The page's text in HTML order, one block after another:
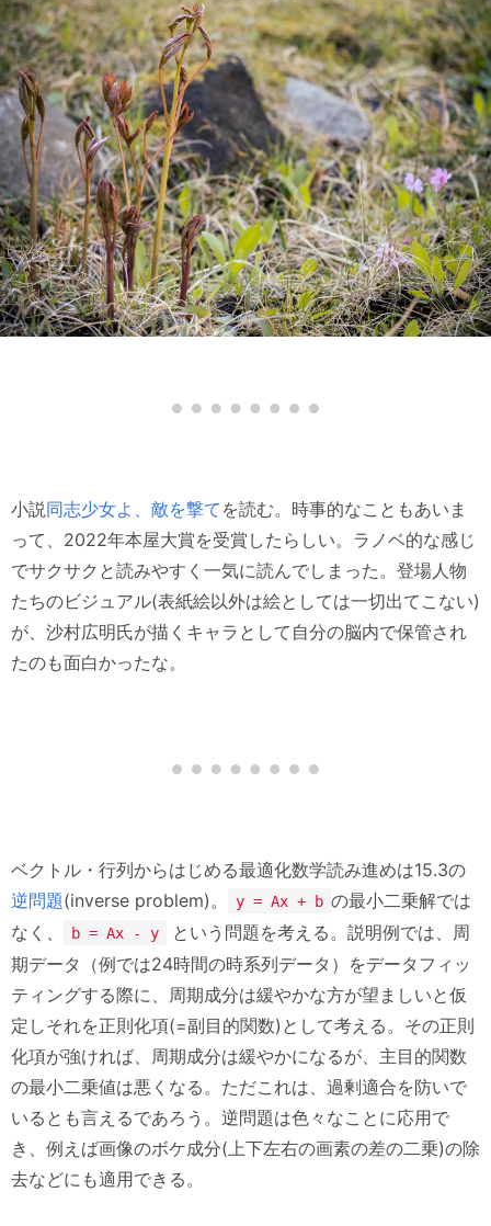
小説同志少女よ、敵を撃て を読む。時事的なこともあいま
って、2022年本屋大賞を受賞したらしい。ラノベ的な感じ
でサクサクと読みやすく一気に読んでしまった。登場人物
たちのビジュアル(表紙絵以外は絵としては一切出てこない)
が、沙村広明氏が描くキャラとして自分の脳内で保管され
たのも面白かったな。
ベクトル・行列からはじめる最適化数学読み進めは15.3の
逆問題(inverse problem)。 y = Ax + b の最小二乗解では
なく、
b = Ax - y
という問題を考える。説明例では、周
期データ（例では24時間の時系列データ）をデータフィッ
ティングする際に、周期成分は緩やかな方が望ましいと仮
定しそれを正則化項(=副目的関数)として考える。その正則
化項が強ければ、周期成分は緩やかになるが、主目的関数
の最小二乗値は悪くなる。ただこれは、過剰適合を防いで
いるとも言えるであろう。逆問題は色々なことに応用で
き、例えば画像のボケ成分(上下左右の画素の差の二乗)の除
去などにも適用できる。